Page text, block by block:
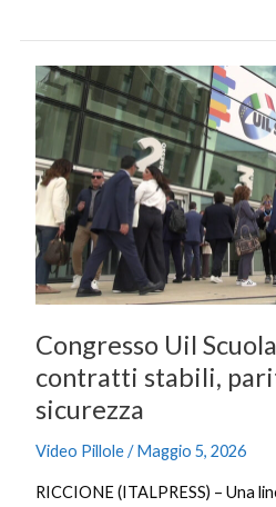
Congresso Uil
contratti stabili,
sicurezza
Video Pillole/Maggio 5, 2026
RICCIONE (ITALPRESS) – Una
Congresso
Uil
Scuola,
al
centro
contratti
stabili,
parità
salariale
sicurezza